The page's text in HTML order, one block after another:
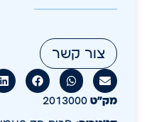
צור קשר
מק״ט 2013000